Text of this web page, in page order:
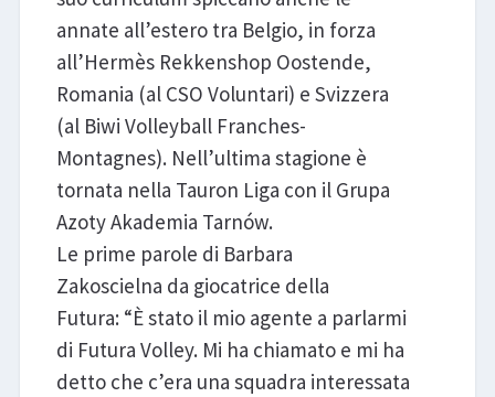
annate all’estero tra Belgio, in forza
all’Hermès Rekkenshop Oostende,
Romania (al CSO Voluntari) e Svizzera
(al Biwi Volleyball Franches-
Montagnes). Nell’ultima stagione è
tornata nella Tauron Liga con il Grupa
Azoty Akademia Tarnów.
Le prime parole di Barbara
Zakoscielna da giocatrice della
Futura: “È stato il mio agente a parlarmi
di Futura Volley. Mi ha chiamato e mi ha
detto che c’era una squadra interessata